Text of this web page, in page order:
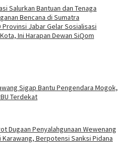
Salurkan Bantuan dan Tenaga
Bencana di Sumatra
Provinsi Jabar Gelar Sosialisasi
Ini Harapan Dewan SiQom
Sigap Bantu Pengendara Mogok,
Terdekat
Dugaan Penyalahgunaan Wewenang
Berpotensi Sanksi Pidana